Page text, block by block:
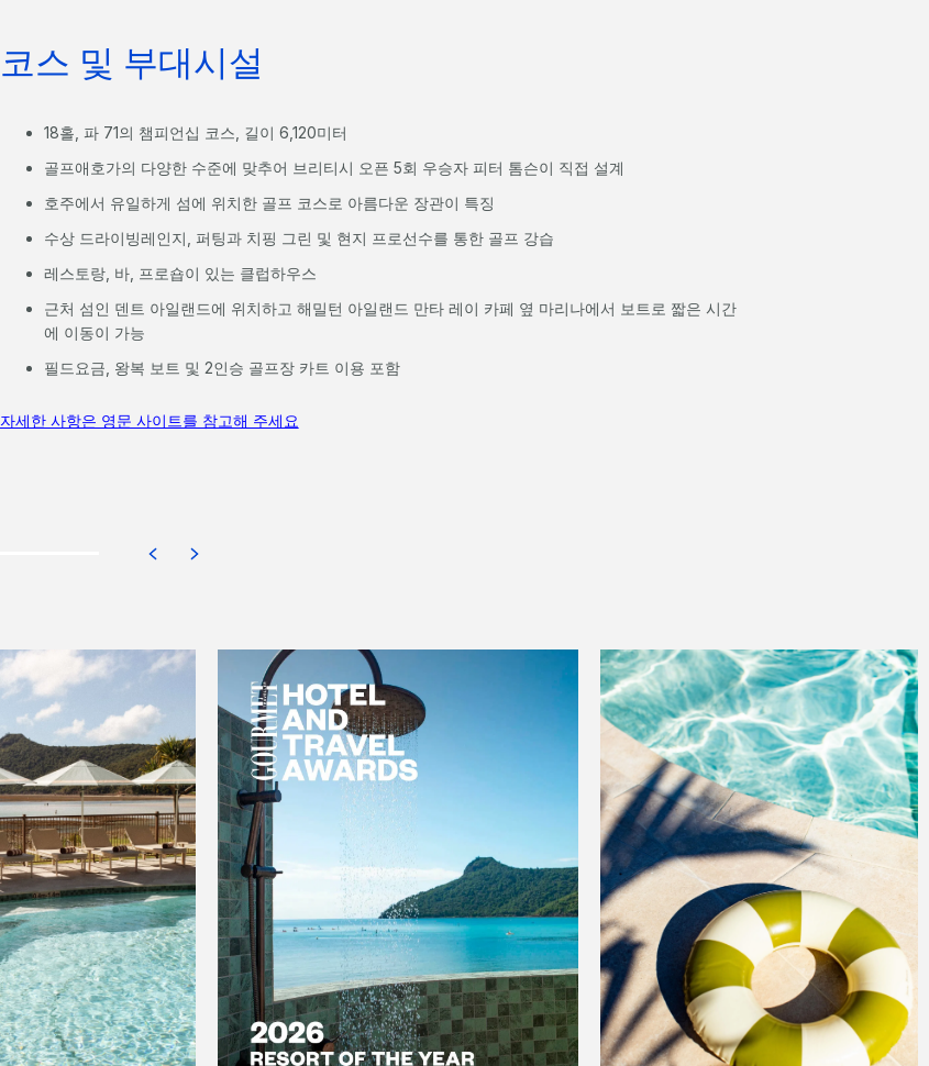
코스 및 부대시설
18홀, 파 71의 챔피언십 코스, 길이 6,120미터
골프애호가의 다양한 수준에 맞추어 브리티시 오픈 5회 우승자 피터 톰슨이 직접 설계
호주에서 유일하게 섬에 위치한 골프 코스로 아름다운 장관이 특징
수상 드라이빙레인지, 퍼팅과 치핑 그린 및 현지 프로선수를 통한 골프 강습
레스토랑, 바, 프로숍이 있는 클럽하우스
근처 섬인 덴트 아일랜드에 위치하고 해밀턴 아일랜드 만타 레이 카페 옆 마리나에서 보트로 짧은 시간
에 이동이 가능
필드요금, 왕복 보트 및 2인승 골프장 카트 이용 포함
자세한 사항은 영문 사이트를 참고해 주세요